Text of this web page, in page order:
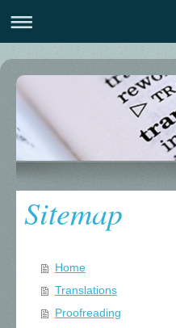
Sitemap
Home
Translations
Proofreading